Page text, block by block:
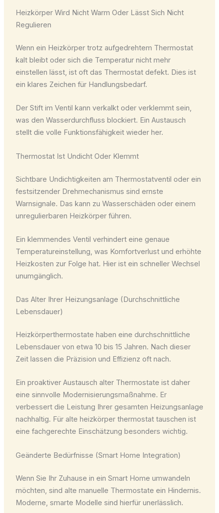
Heizkörper Wird Nicht Warm Oder Lässt Sich Nicht
Regulieren
Wenn ein Heizkörper trotz aufgedrehtem Thermostat
kalt bleibt oder sich die Temperatur nicht mehr
einstellen lässt, ist oft das Thermostat defekt. Dies ist
ein klares Zeichen für Handlungsbedarf.
Der Stift im Ventil kann verkalkt oder verklemmt sein,
was den Wasserdurchfluss blockiert. Ein Austausch
stellt die volle Funktionsfähigkeit wieder her.
Thermostat Ist Undicht Oder Klemmt
Sichtbare Undichtigkeiten am Thermostatventil oder ein
festsitzender Drehmechanismus sind ernste
Warnsignale. Das kann zu Wasserschäden oder einem
unregulierbaren Heizkörper führen.
Ein klemmendes Ventil verhindert eine genaue
Temperatureinstellung, was Komfortverlust und erhöhte
Heizkosten zur Folge hat. Hier ist ein schneller Wechsel
unumgänglich.
Das Alter Ihrer Heizungsanlage (Durchschnittliche
Lebensdauer)
Heizkörperthermostate haben eine durchschnittliche
Lebensdauer von etwa 10 bis 15 Jahren. Nach dieser
Zeit lassen die Präzision und Effizienz oft nach.
Ein proaktiver Austausch alter Thermostate ist daher
eine sinnvolle Modernisierungsmaßnahme. Er
verbessert die Leistung Ihrer gesamten Heizungsanlage
nachhaltig. Für alte heizkörper thermostat tauschen ist
eine fachgerechte Einschätzung besonders wichtig.
Geänderte Bedürfnisse (Smart Home Integration)
Wenn Sie Ihr Zuhause in ein Smart Home umwandeln
möchten, sind alte manuelle Thermostate ein Hindernis.
Moderne, smarte Modelle sind hierfür unerlässlich.